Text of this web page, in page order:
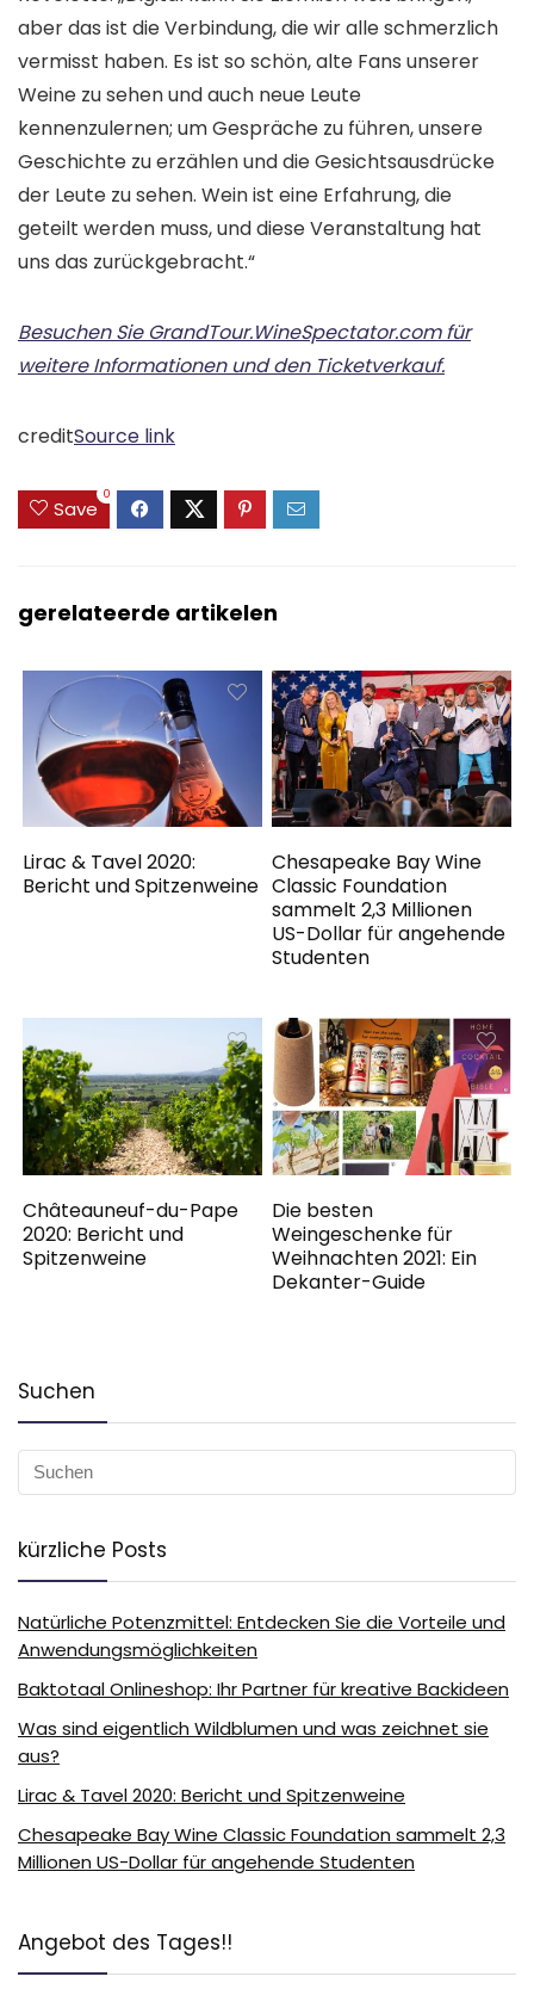
aber das ist die Verbindung, die wir alle schmerzlich
vermisst haben. Es ist so schön, alte Fans unserer
Weine zu sehen und auch neue Leute
kennenzulernen; um Gespräche zu führen, unsere
Geschichte zu erzählen und die Gesichtsausdrücke
der Leute zu sehen. Wein ist eine Erfahrung, die
geteilt werden muss, und diese Veranstaltung hat
uns das zurückgebracht.“
Besuchen Sie GrandTour.WineSpectator.com für
weitere Informationen und den Ticketverkauf.
creditSource link
Save
0
gerelateerde artikelen
Lirac & Tavel 2020:
Bericht und Spitzenweine
Chesapeake Bay Wine
Classic Foundation
sammelt 2,3 Millionen
US-Dollar für angehende
Studenten
Châteauneuf-du-Pape
2020: Bericht und
Spitzenweine
Die besten
Weingeschenke für
Weihnachten 2021: Ein
Dekanter-Guide
Suchen
kürzliche Posts
Natürliche Potenzmittel: Entdecken Sie die Vorteile und
Anwendungsmöglichkeiten
Baktotaal Onlineshop: Ihr Partner für kreative Backideen
Was sind eigentlich Wildblumen und was zeichnet sie
aus?
Lirac & Tavel 2020: Bericht und Spitzenweine
Chesapeake Bay Wine Classic Foundation sammelt 2,3
Millionen US-Dollar für angehende Studenten
Angebot des Tages!!